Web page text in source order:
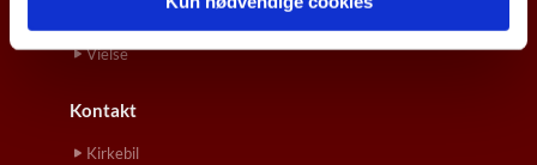
Konfirmation
Navngivelse og Dåb
Vielse
Kontakt
Kirkebil